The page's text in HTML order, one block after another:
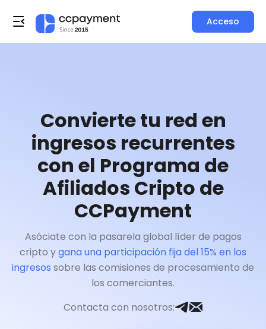
Acceso
Convierte tu red en
ingresos recurrentes
con el Programa de
Afiliados Cripto de
CCPayment
Asóciate con la pasarela global líder de pagos
cripto ygana una participación fija del 15% en los
ingresos sobre las comisiones de procesamiento de
los comerciantes.
Contacta con nosotros: